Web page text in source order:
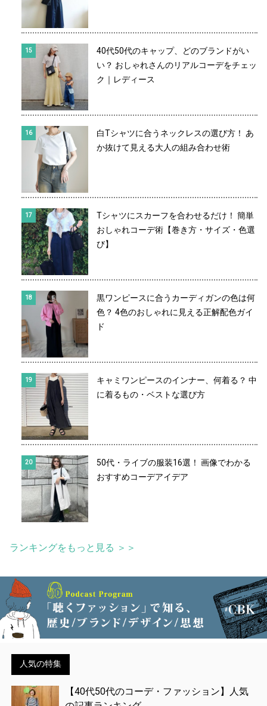
40代50代のキャップ、どのブランドがい
い？ おしゃれさんのリアルコーデをチェッ
ク｜レディース
白Tシャツに合うネックレスの選び方！ あ
か抜けて見える大人の組み合わせ術
Tシャツにスカーフを合わせるだけ！ 簡単
おしゃれコーデ術【巻き方・サイズ・色選
び】
黒ワンピースに合うカーディガンの色は何
色？ 4色のおしゃれに見える正解配色ガイ
ド
キャミワンピースのインナー、何着る？ 中
に着るもの・ベストな選び方
50代・ライブの服装16選！ 画像でわかる
おすすめコーデアイデア
ランキングをもっと見る ＞＞
人気の特集
【40代50代のコーデ・ファッション】人気